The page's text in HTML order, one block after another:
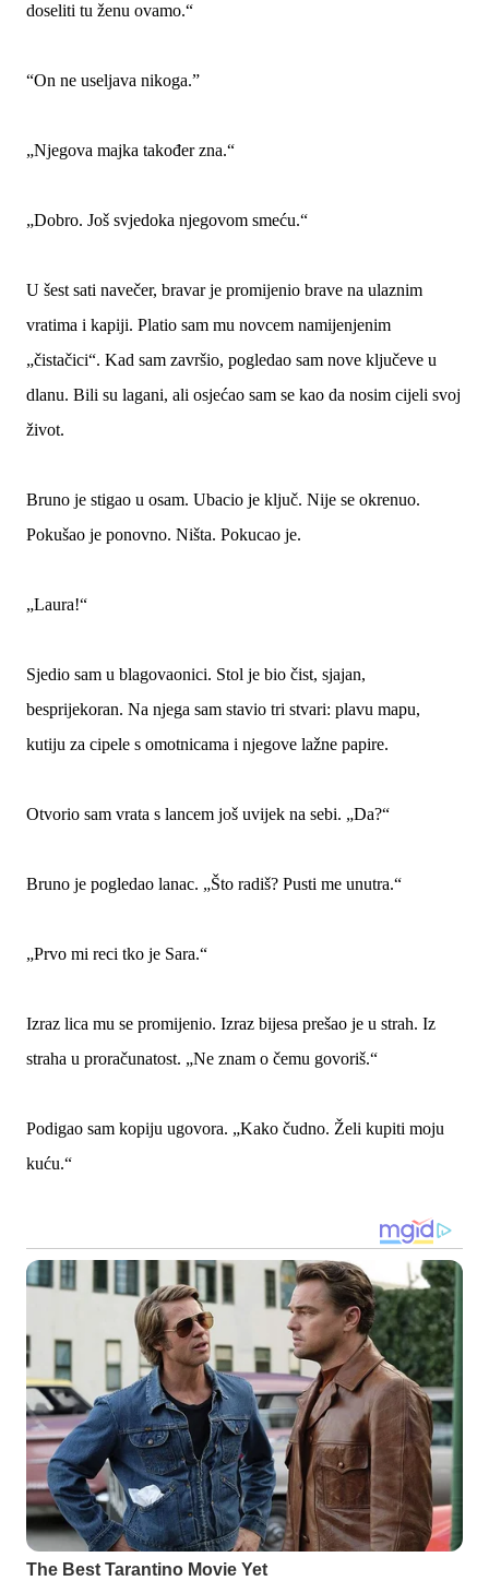
doseliti tu ženu ovamo.“
“On ne useljava nikoga.”
„Njegova majka također zna.“
„Dobro. Još svjedoka njegovom smeću.“
U šest sati navečer, bravar je promijenio brave na ulaznim
vratima i kapiji. Platio sam mu novcem namijenjenim
„čistačici“. Kad sam završio, pogledao sam nove ključeve u
dlanu. Bili su lagani, ali osjećao sam se kao da nosim cijeli svoj
život.
Bruno je stigao u osam. Ubacio je ključ. Nije se okrenuo.
Pokušao je ponovno. Ništa. Pokucao je.
„Laura!“
Sjedio sam u blagovaonici. Stol je bio čist, sjajan,
besprijekoran. Na njega sam stavio tri stvari: plavu mapu,
kutiju za cipele s omotnicama i njegove lažne papire.
Otvorio sam vrata s lancem još uvijek na sebi. „Da?“
Bruno je pogledao lanac. „Što radiš? Pusti me unutra.“
„Prvo mi reci tko je Sara.“
Izraz lica mu se promijenio. Izraz bijesa prešao je u strah. Iz
straha u proračunatost. „Ne znam o čemu govoriš.“
Podigao sam kopiju ugovora. „Kako čudno. Želi kupiti moju
kuću.“